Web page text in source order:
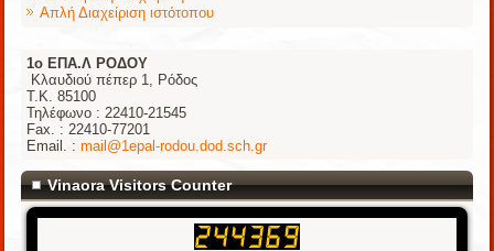
Απλή Διαχείριση ιστότοπου
1o ΕΠΑ.Λ ΡΟΔΟΥ
Κλαυδιού πέπερ 1, Ρόδος
Τ.Κ. 85100
Τηλέφωνο : 22410-21545
Fax. : 22410-77201
Email. :mail@1epal-rodou.dod.sch.gr
Vinaora Visitors Counter